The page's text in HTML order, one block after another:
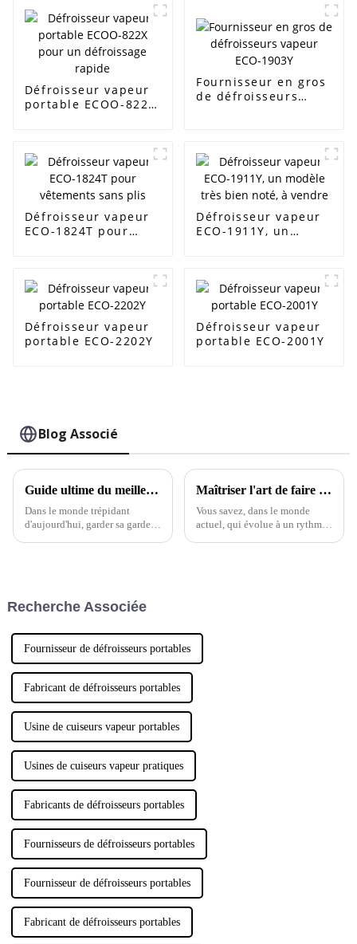
Défroisseur vapeur
portable ECOO-822X
Fournisseur en gros
de défroisseurs
Défroisseur vapeur
ECO-1824T pour
Défroisseur vapeur
ECO-1911Y, un
Défroisseur vapeur
portable ECO-2202Y
Défroisseur vapeur
portable ECO-2001Y
Blog Associé
Guide ultime du meilleur défroisseur vapeur portable pour un défroissage rapide
Dans le monde trépidant
d'aujourd'hui, garder sa garde-
Maîtriser l'art de faire ses bagages avec un fer à repasser vapeur de voyage pliable : guide essentiel
Vous savez, dans le monde
actuel, qui évolue à un rythme
Recherche Associée
Fournisseur de défroisseurs portables
Fabricant de défroisseurs portables
Usine de cuiseurs vapeur portables
Usines de cuiseurs vapeur pratiques
Fabricants de défroisseurs portables
Fournisseurs de défroisseurs portables
Fournisseur de défroisseurs portables
Fabricant de défroisseurs portables